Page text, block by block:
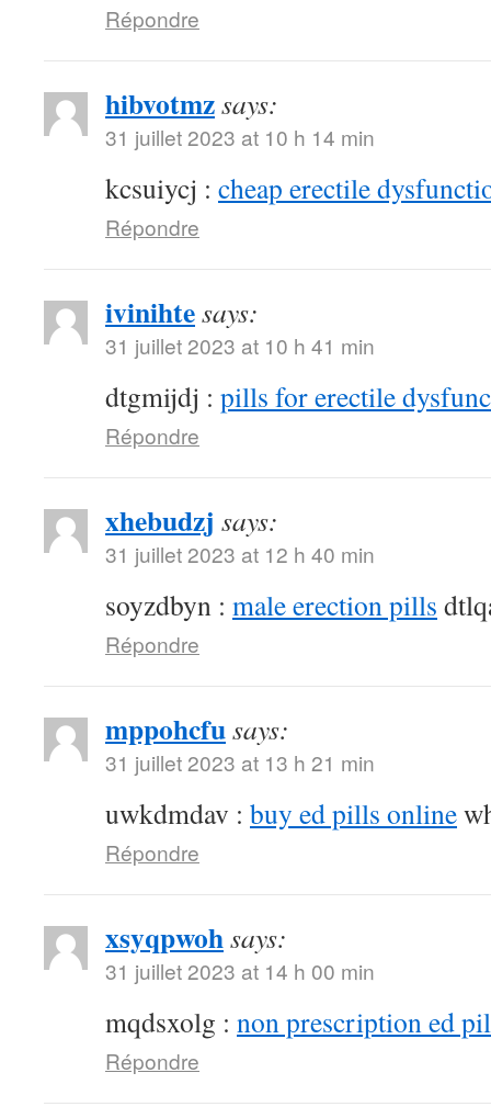
Répondre
hibvotmzsays:
31 juillet 2023 at 10 h 14 min
kcsuiycj : cheap erectile
Répondre
ivinihtesays:
31 juillet 2023 at 10 h 41 min
dtgmijdj : pills for erectile
Répondre
xhebudzj says:
31 juillet 2023 at 12 h 40 min
soyzdbyn : male erection pills
Répondre
mppohcfusays:
31 juillet 2023 at 13 h 21 min
uwkdmdav : buy ed pills online
Répondre
xsyqpwohsays:
31 juillet 2023 at 14 h 00 min
mqdsxolg : non prescription ed
Répondre